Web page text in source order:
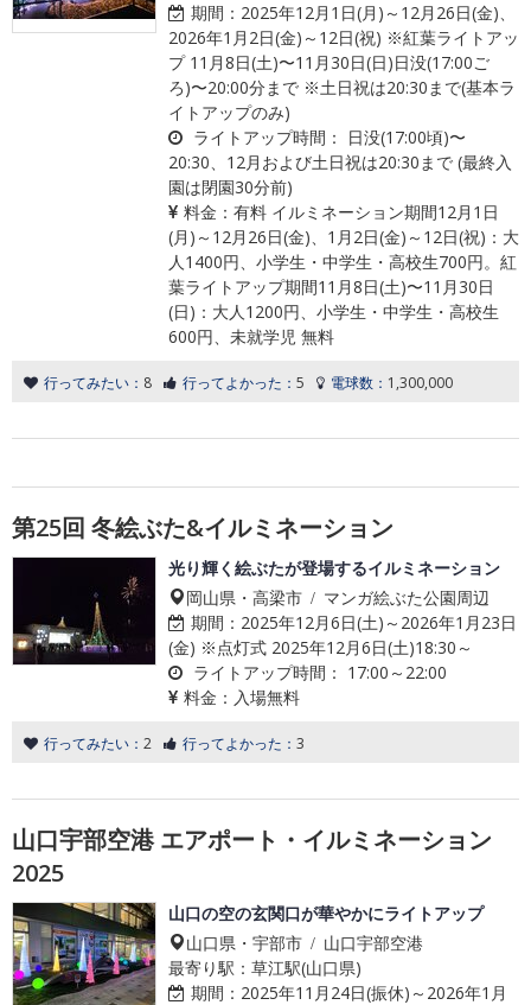
期間： 2025年12月1日(月)～12月26日(金)、
2026年1月2日(金)～12日(祝) ※紅葉ライトアッ
プ 11月8日(土)〜11月30日(日)日没(17:00ご
ろ)〜20:00分まで ※土日祝は20:30まで(基本ラ
イトアップのみ)
ライトアップ時間：
日没(17:00頃)〜
20:30、12月および土日祝は20:30まで (最終入
園は閉園30分前)
料金： 有料 イルミネーション期間12月1日
(月)～12月26日(金)、1月2日(金)～12日(祝)：大
人1400円、小学生・中学生・高校生700円。紅
葉ライトアップ期間11月8日(土)〜11月30日
(日)：大人1200円、小学生・中学生・高校生
600円、未就学児 無料
行ってみたい： 8 行ってよかった： 5 電球数： 1,300,000
第25回 冬絵ぶた&イルミネーション
光り輝く絵ぶたが登場するイルミネーション
岡山県・高梁市 / マンガ絵ぶた公園周辺
期間： 2025年12月6日(土)～2026年1月23日
(金) ※点灯式 2025年12月6日(土)18:30～
ライトアップ時間： 17:00～22:00
料金： 入場無料
行ってみたい： 2 行ってよかった： 3
山口宇部空港 エアポート・イルミネーション
2025
山口の空の玄関口が華やかにライトアップ
山口県・宇部市 / 山口宇部空港
最寄り駅：草江駅(山口県)
期間： 2025年11月24日(振休)～2026年1月